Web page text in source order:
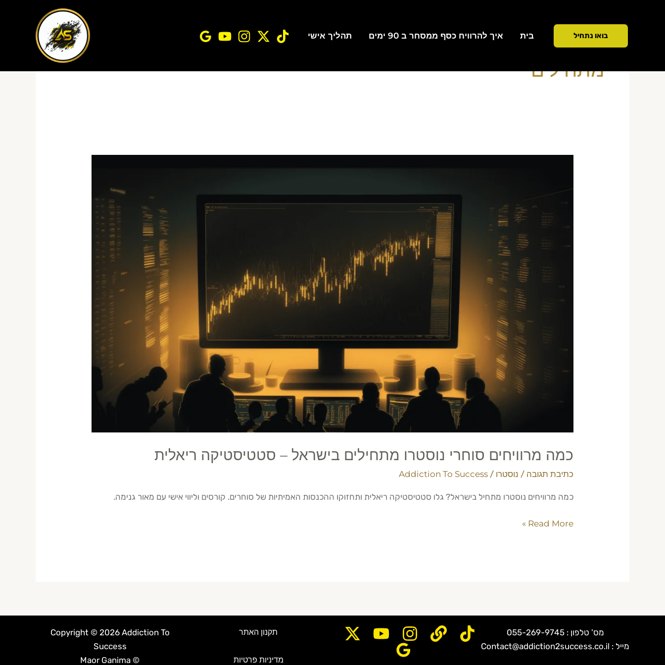
בואו נתחיל בית איך להרוויח כסף ממסחר ב 90 ימים תהליך אישי
מתחילים
כמה מרוויחים סוחרי נוסטרו מתחילים בישראל – סטטיסטיקה ריאלית
כתיבת תגובה / נוסטרו /
Addiction To Success
כמה מרוויחים נוסטרו מתחיל בישראל? גלו סטטיסטיקה ריאלית ותחזוקו ההכנסות האמיתיות של סוחרים. קורסים וליווי אישי עם מאור גנימה.
מתחילים
בישראל
Read More »
מס' טלפון : 055-269-9745
מייל : Contact@addiction2success.co.il
תקנון האתר
מדיניות פרטיות
Copyright © 2026 Addiction To
Success
© Maor Ganima